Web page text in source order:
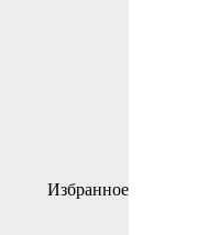
Избранное